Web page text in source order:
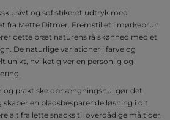
og sofistikeret udtryk med
fra Mette Ditmer. Fremstillet i mørkebrun
dette bræt naturens rå skønhed med et
De naturlige variationer i farve og
unikt, hvilket giver en personlig og
og praktiske ophængningshul gør det
en pladsbesparende løsning i dit
alt fra lette snacks til overdådige måltider,